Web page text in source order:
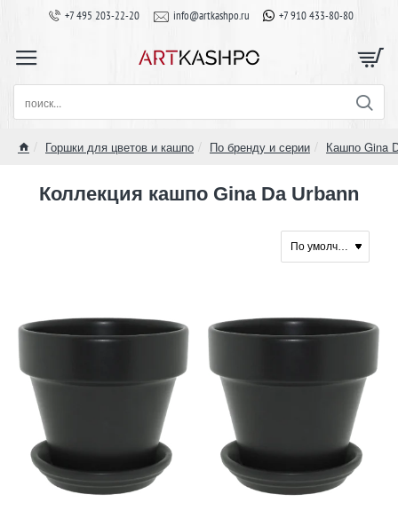
+7 495 203-22-20 info@artkashpo.ru +7 910 433-80-80
поиск...
Горшки для цветов и кашпо По бренду и серии Кашпо Gina
Коллекция кашпо Gina Da Urbann